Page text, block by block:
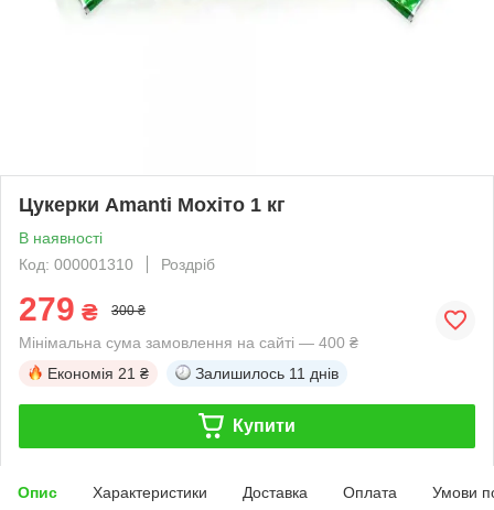
Цукерки Amanti Мохіто 1 кг
В наявності
Код: 000001310
Роздріб
279 ₴ 300 ₴
Мінімальна сума замовлення на сайті — 400 ₴
Економія 21 ₴ Залишилось 11 днів
Купити
Опис Характеристики Доставка Оплата Умови